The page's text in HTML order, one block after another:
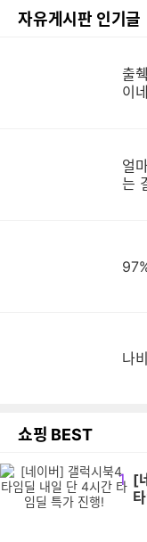
자유게시판 인기글
출
이
얼
는
나
쇼핑 BEST
1 [